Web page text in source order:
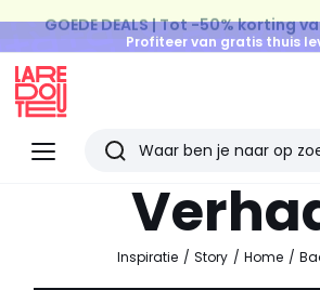
Profiteer van gratis thuis
op al de Mode & Home
Menu
Redoute
Zoeken
Laatst
bekeken
artikelen
Inspiratie Story Home